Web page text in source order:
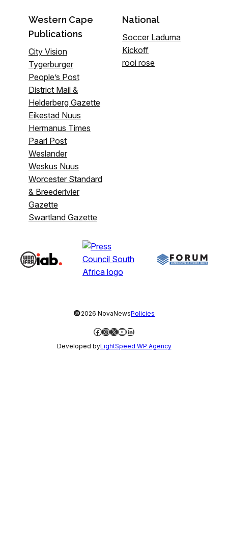
Western Cape
Publications
City Vision
Tygerburger
People’s Post
District Mail &
Helderberg Gazette
Eikestad Nuus
Hermanus Times
Paarl Post
Weslander
Weskus Nuus
Worcester Standard
& Breederivier
Gazette
Swartland Gazette
National
Soccer Laduma
Kickoff
rooi rose
©2026 NovaNewsPolicies
Facebook
Instagram
X YouTube
LinkedIn
Developed byLightSpeed WP Agency